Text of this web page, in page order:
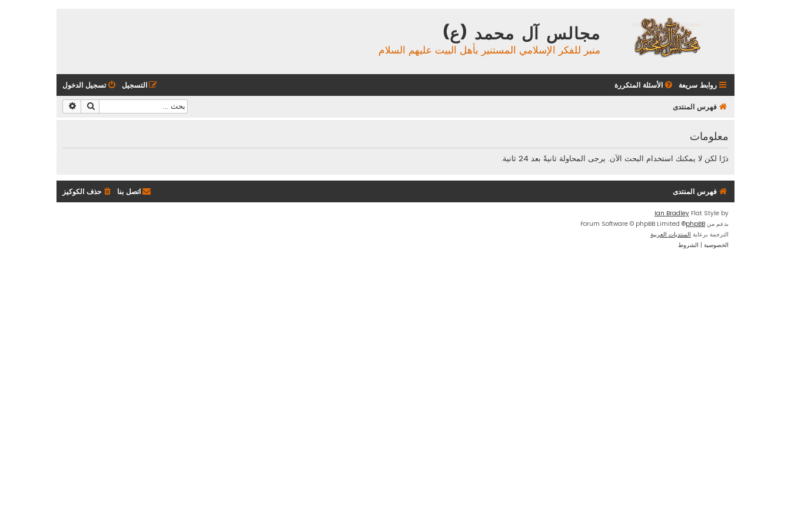
مجالس آل محمد (ع)
منبر للفكر الإسلامي المستنير بأهل البيت عليهم السلام
روابط سريعة الأسئلة المتكررة تسجيل الدخول التسجيل
فهرس المنتدى بحث
معلومات
ذرًا لكن لا يمكنك استخدام البحث الآن. يرجى المحاولة ثانيةً بعد 24 ثانية.
فهرس المنتدى حذف الكوكيز اتصل بنا
Flat Style by
Ian Bradley
بدعم من phpBB
® Forum Software © phpBB Limited
الترجمة برعاية المنتديات العربية
الخصوصية | الشروط